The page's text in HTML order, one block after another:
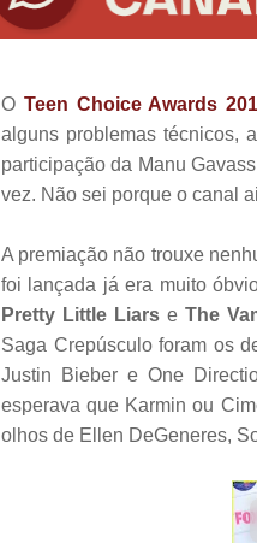
O Teen Choice Awards
alguns problemas técnicos,
participação da Manu
vez. Não sei porque o canal
A premiação não trouxe
foi lançada já era muito
Pretty Little Liarse The
Saga Crepúsculo foram os
Justin Bieber e One
esperava que Karmin ou
olhos de Ellen DeGeneres,